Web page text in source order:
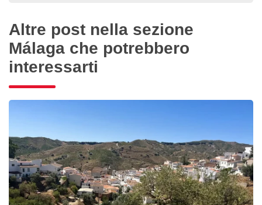
Altre post nella sezione
Málaga che potrebbero
interessarti